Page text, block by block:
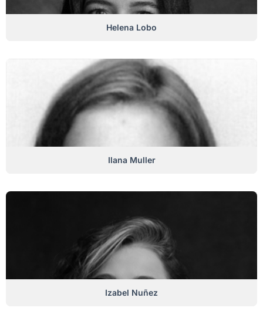
Helena Lobo
Ilana Muller
Izabel Nuñez